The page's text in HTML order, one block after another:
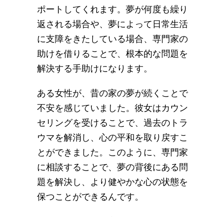
ポートしてくれます。夢が何度も繰り
返される場合や、夢によって日常生活
に支障をきたしている場合、専門家の
助けを借りることで、根本的な問題を
解決する手助けになります。
ある女性が、昔の家の夢が続くことで
不安を感じていました。彼女はカウン
セリングを受けることで、過去のトラ
ウマを解消し、心の平和を取り戻すこ
とができました。このように、専門家
に相談することで、夢の背後にある問
題を解決し、より健やかな心の状態を
保つことができるんです。